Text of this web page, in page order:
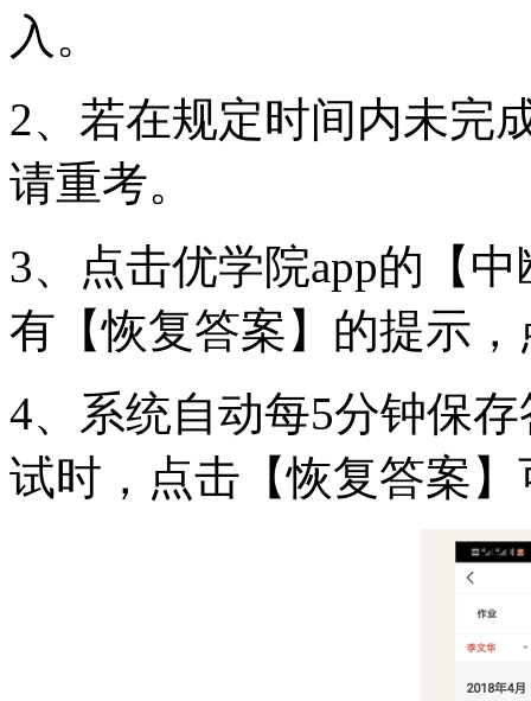
入。
2、若在规定时间内未完
请重考。
3、点击优学院app的【
有【恢复答案】的提示
4、系统自动每5分钟保
试时，点击【恢复答案